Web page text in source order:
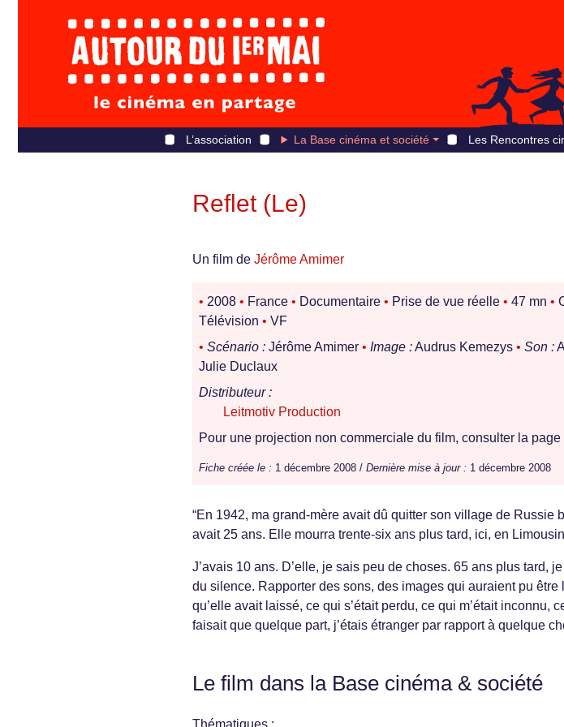
L’association La Base cinéma et société Les Rencontres
Reflet (Le)
Un film de Jérôme Amimer
• 2008 • France • Documentaire • Prise de vue réelle • 47 mn •
Télévision • VF
• Scénario : Jérôme Amimer • Image :Audrus Kemezys • Son :
Julie Duclaux
Distributeur :
Leitmotiv Production
Pour une projection non commerciale du film, consulter la page
Fiche créée le : 1 décembre 2008 / Dernière mise à jour : 1 décembre 2008
“En 1942, ma grand-mère avait dû quitter son village de Russie
avait 25 ans. Elle mourra trente-six ans plus tard, ici, en
J’avais 10 ans. D’elle, je sais peu de choses. 65 ans plus tard,
du silence. Rapporter des sons, des images qui auraient pu être
qu’elle avait laissé, ce qui s’était perdu, ce qui m’était inconnu,
faisait que quelque part, j’étais étranger par rapport à quelque
Le film dans la Base cinéma & société